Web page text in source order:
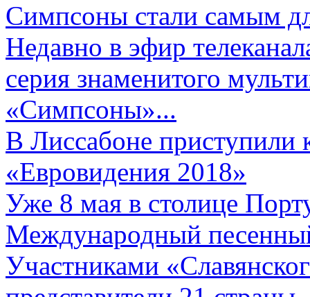
Симпсоны стали самым
Недавно в эфир
серия знаменитого
«Симпсоны»...
В Лиссабоне приступили
«Евровидения 2018»
Уже 8 мая в столице
Международный
Участниками